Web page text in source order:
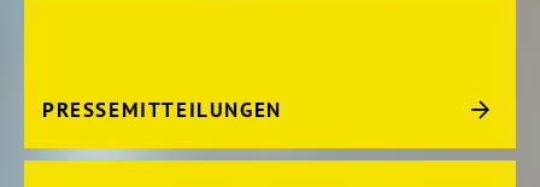
PRESSEMITTEILUNGEN